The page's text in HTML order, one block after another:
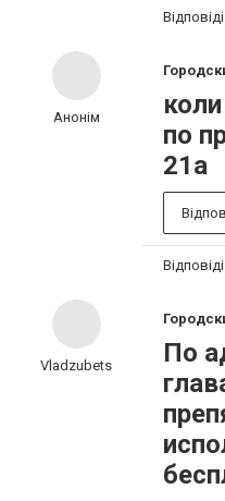
Анонім
по
21а
Vladzubets
По